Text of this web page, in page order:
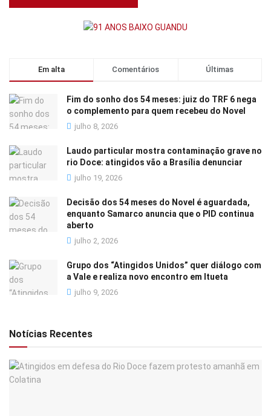
Em alta Comentários Últimas
Fim do sonho dos 54 meses: juiz do TRF 6 nega
o complemento para quem recebeu do Novel
julho 8, 2026
Laudo particular mostra contaminação grave no
rio Doce: atingidos vão a Brasília denunciar
julho 19, 2026
Decisão dos 54 meses do Novel é aguardada,
enquanto Samarco anuncia que o PID continua
aberto
julho 2, 2026
Grupo dos “Atingidos Unidos” quer diálogo com
a Vale e realiza novo encontro em Itueta
julho 9, 2026
Notícias Recentes